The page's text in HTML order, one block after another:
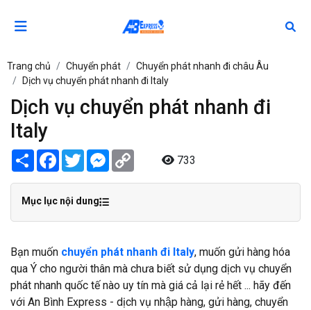
Trang chủ Chuyển phát
Chuyển phát nhanh đi châu Âu
Dịch vụ chuyển phát nhanh đi Italy
Dịch vụ chuyển phát nhanh đi
Italy
Share Facebook
TwitterMessenger 733
Mục lục nội dung
Bạn muốn chuyển phát nhanh đi Italy, muốn gửi hàng hóa
qua Ý cho người thân mà chưa biết sử dụng dịch vụ chuyển
phát nhanh quốc tế nào uy tín mà giá cả lại rẻ hết ... hãy đến
với An Bình Express - dịch vụ nhập hàng, gửi hàng, chuyển